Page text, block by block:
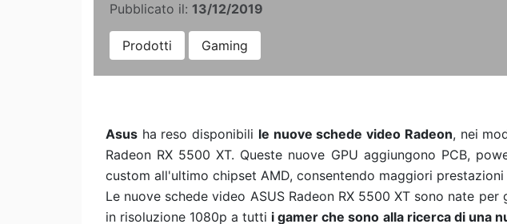
Pubblicato il: 13/12/2019
Prodotti Gaming
Asus ha reso disponibili le nuove schede video Radeon, nei
Radeon RX 5500 XT. Queste nuove GPU aggiungono PCB,
custom all'ultimo chipset AMD, consentendo maggiori
Le nuove schede video ASUS Radeon RX 5500 XT sono nate
in risoluzione 1080p a tutti i gamer che sono alla ricerca di una